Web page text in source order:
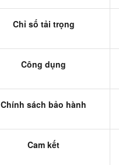
Chỉ số tải trọng
Công dụng
Chính sách bảo hành
Cam kết